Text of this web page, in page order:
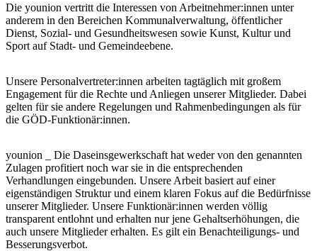
Die younion vertritt die Interessen von Arbeitnehmer:innen unter
anderem in den Bereichen Kommunalverwaltung, öffentlicher
Dienst, Sozial- und Gesundheitswesen sowie Kunst, Kultur und
Sport auf Stadt- und Gemeindeebene.
Unsere Personalvertreter:innen arbeiten tagtäglich mit großem
Engagement für die Rechte und Anliegen unserer Mitglieder. Dabei
gelten für sie andere Regelungen und Rahmenbedingungen als für
die GÖD-Funktionär:innen.
younion _ Die Daseinsgewerkschaft hat weder von den genannten
Zulagen profitiert noch war sie in die entsprechenden
Verhandlungen eingebunden. Unsere Arbeit basiert auf einer
eigenständigen Struktur und einem klaren Fokus auf die Bedürfnisse
unserer Mitglieder. Unsere Funktionär:innen werden völlig
transparent entlohnt und erhalten nur jene Gehaltserhöhungen, die
auch unsere Mitglieder erhalten. Es gilt ein Benachteiligungs- und
Besserungsverbot.